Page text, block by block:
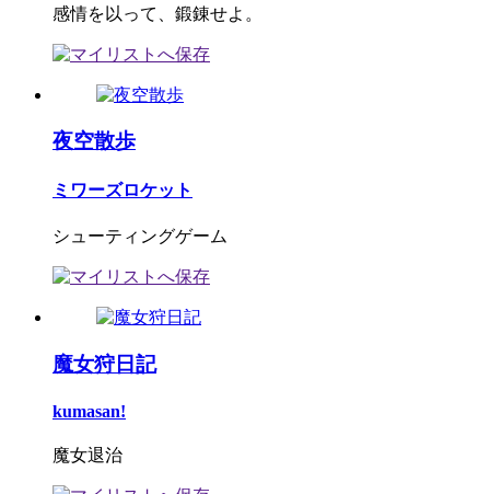
感情を以って、鍛錬せよ。
夜空散歩
ミワーズロケット
シューティングゲーム
魔女狩日記
kumasan!
魔女退治